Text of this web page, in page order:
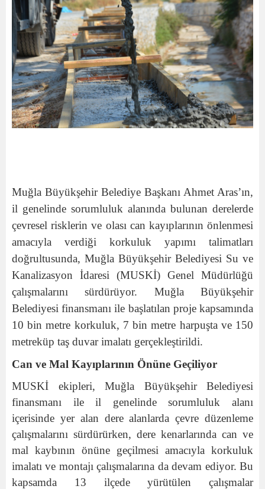
Muğla Büyükşehir Belediye Başkanı Ahmet Aras’ın,
il genelinde sorumluluk alanında bulunan derelerde
çevresel risklerin ve olası can kayıplarının önlenmesi
amacıyla verdiği korkuluk yapımı talimatları
doğrultusunda, Muğla Büyükşehir Belediyesi Su ve
Kanalizasyon İdaresi (MUSKİ) Genel Müdürlüğü
çalışmalarını sürdürüyor. Muğla Büyükşehir
Belediyesi finansmanı ile başlatılan proje kapsamında
10 bin metre korkuluk, 7 bin metre harpuşta ve 150
metreküp taş duvar imalatı gerçekleştirildi.
Can ve Mal Kayıplarının Önüne Geçiliyor
MUSKİ ekipleri, Muğla Büyükşehir Belediyesi
finansmanı
ile il genelinde sorumluluk alanı
içerisinde yer alan dere alanlarda çevre düzenleme
çalışmalarını sürdürürken, dere kenarlarında can ve
mal kaybının önüne geçilmesi amacıyla korkuluk
imalatı ve montajı çalışmalarına da devam ediyor. Bu
kapsamda 13 ilçede yürütülen çalışmalar